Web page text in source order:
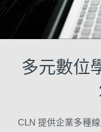
多元數位
CLN 提供企業多種